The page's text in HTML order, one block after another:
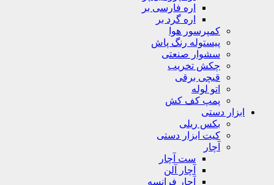
اره فارسی بر
اره گرد بر
کمپرسور هوا
پیستوله رنگ پاش
سشوار صنعتی
چکش تخریب
قیچی برقی
اتو لوله
پمپ کف کش
ابزار دستی
بکس ریلی
کیت ابزار دستی
آچار
ست آچار
آچار آلن
آچار فرانسه